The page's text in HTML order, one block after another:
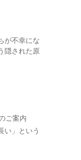
が不幸にな
隠された原
ご案内
い」という